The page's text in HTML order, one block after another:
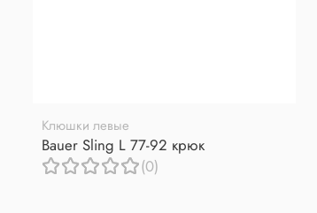
Клюшки левые
Bauer Sling L 77-92 крюк
(0)